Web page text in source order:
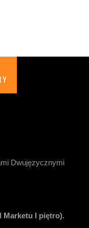
Dwujęzycznymi
Marketu I piętro).